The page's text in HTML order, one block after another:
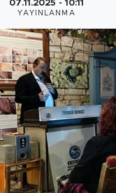
07.11.2025 - 10:11
YAYINLANMA